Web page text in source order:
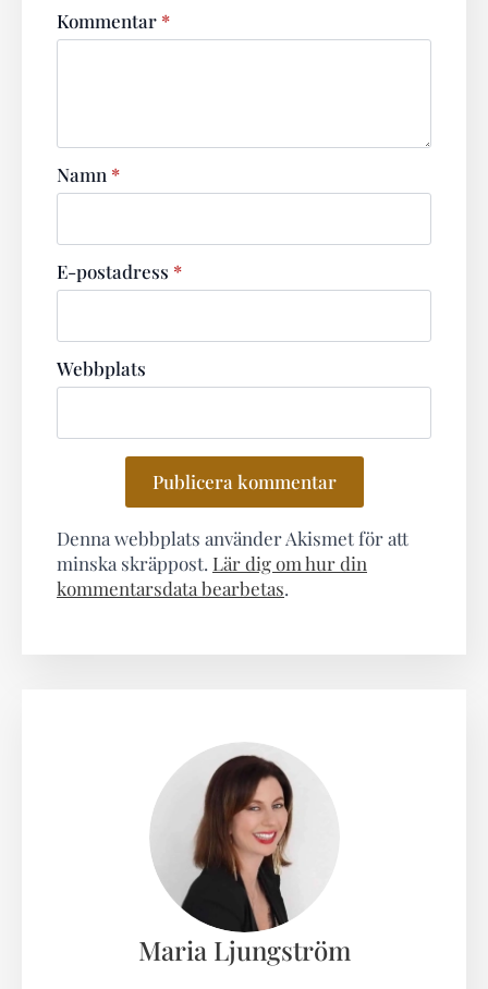
Kommentar *
Namn *
E-postadress *
Webbplats
Denna webbplats använder Akismet för att
minska skräppost. Lär dig om hur din
kommentarsdata bearbetas.
Maria Ljungström